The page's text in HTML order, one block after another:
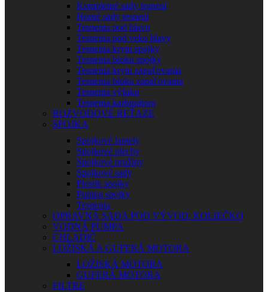
Kompletné sady tesnení
Horné sady tesnení
Tesnenia pod hlavu
Tesnenia pod veko hlavy
Tesnenia krytu spojky
Tesnenia bloku spojky
Tesnenia krytu zapaľovania
Tesnenia bloku zapaľovania
Tesnenia výfuku
Tesnenia karburátora
ROZVODOVÉ REŤAZE
SPOJKA
Spojkové lamely
Spojkové plechy
Spojkové pružiny
Spojkové sady
Piestik spojky
Pumpa spojky
Tesnenia
OPRAVNÁ SADA POD VÝVOD. KOLIEČKO
VODNÁ PUMPA
CHLADIČ
LOŽISKÁ A GUFERÁ MOTORA
LOŽISKÁ MOTORA
GUFERÁ MOTORA
FILTRE